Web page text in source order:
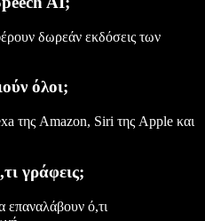
δωρεάν εκδόσεις των
όλοι;
της Amazon, Siri της Apple και
γράφεις;
ό,τι